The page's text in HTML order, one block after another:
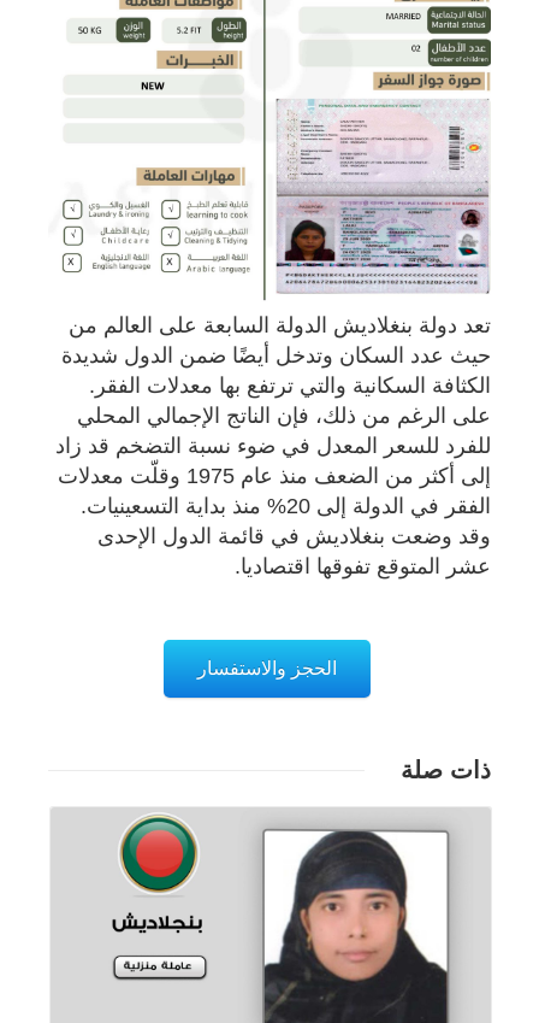
تعد دولة بنغلاديش الدولة السابعة على العالم من
حيث عدد السكان وتدخل أيضًا ضمن الدول شديدة
الكثافة السكانية والتي ترتفع بها معدلات الفقر.
على الرغم من ذلك، فإن الناتج الإجمالي المحلي
للفرد للسعر المعدل في ضوء نسبة التضخم قد زاد
إلى أكثر من الضعف منذ عام 1975 وقلّت معدلات
الفقر في الدولة إلى 20% منذ بداية التسعينيات.
وقد وضعت بنغلاديش في قائمة الدول الإحدى
عشر المتوقع تفوقها اقتصاديا.
الحجز والاستفسار
ذات صلة